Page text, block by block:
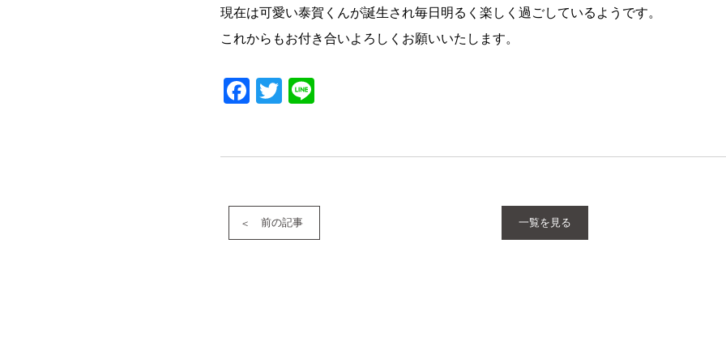
現在は可愛い泰賀くんが誕生され毎日明るく楽しく過ごしているようです。
これからもお付き合いよろしくお願いいたします。
Facebook
Twitter
前の記事 一覧を見る